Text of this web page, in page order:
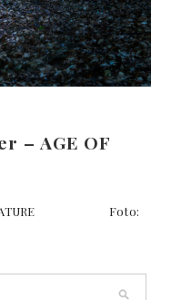
– AGE OF
OF NATURE Foto: